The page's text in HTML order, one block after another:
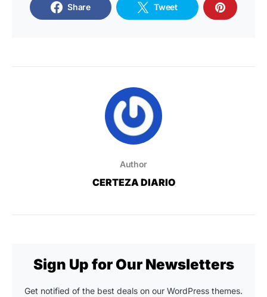
Share Tweet
Author
CERTEZA DIARIO
Sign Up for Our Newsletters
Get notified of the best deals on our WordPress themes.